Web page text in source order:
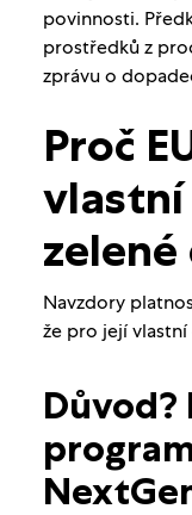
povinnosti.
prostředků z
zprávu o
Proč
Navzdory
že pro její vlastní
Důvod?